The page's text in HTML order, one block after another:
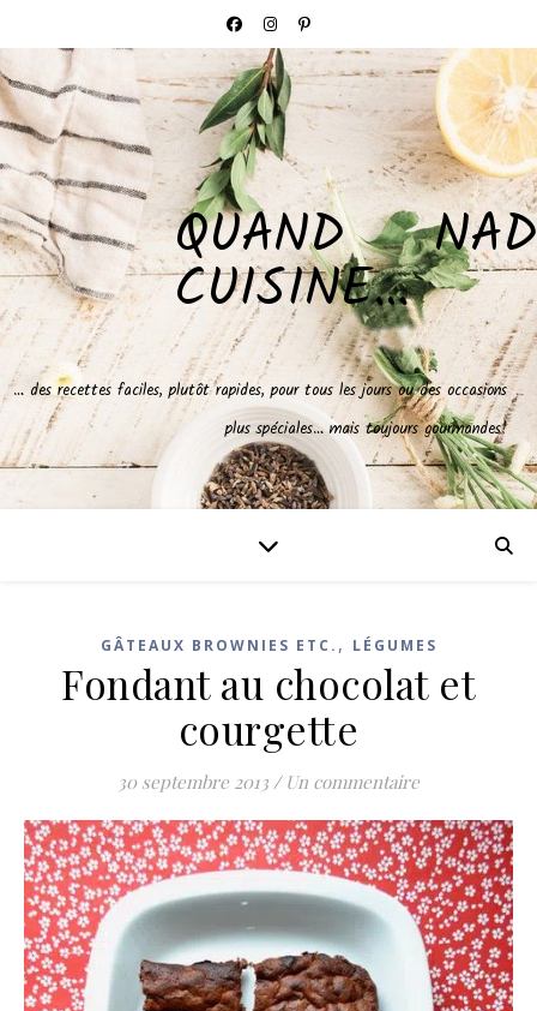
QUAND NAD
CUISINE…
… des recettes faciles, plutôt rapides, pour tous les jours ou des occasions
plus spéciales… mais toujours gourmandes!
GÂTEAUX BROWNIES ETC. , LÉGUMES
Fondant au chocolat et
courgette
30 septembre 2013 / Un commentaire